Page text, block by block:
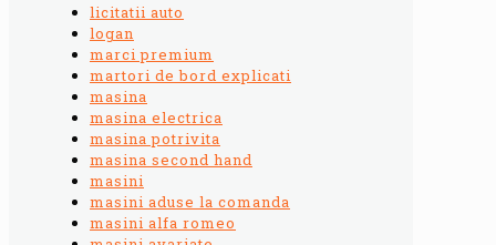
licitatii auto
logan
marci premium
martori de bord explicati
masina
masina electrica
masina potrivita
masina second hand
masini
masini aduse la comanda
masini alfa romeo